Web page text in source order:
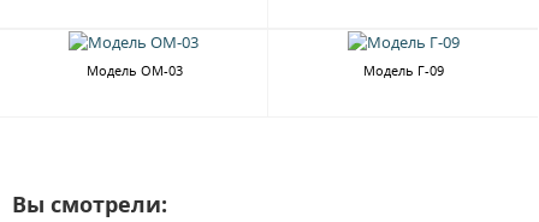
Модель ОМ-03 Модель Г-09
Вы смотрели: